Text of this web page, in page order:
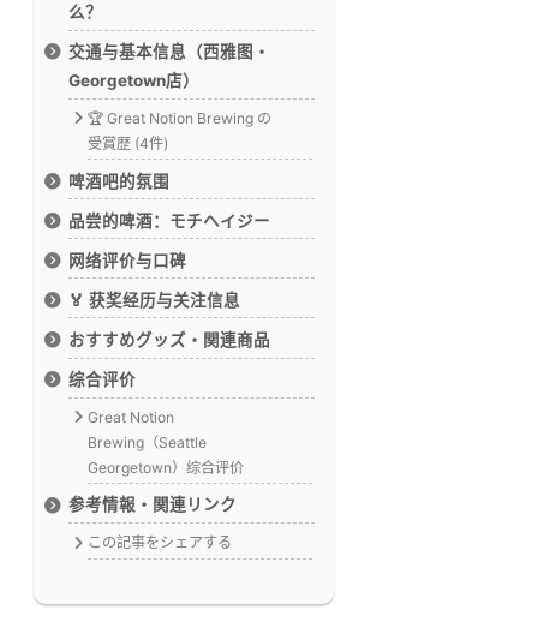
么？
交通与基本信息（西雅图・
Georgetown店）
🏆 Great Notion Brewing の
受賞歴 (4件)
啤酒吧的氛围
品尝的啤酒：モチヘイジー
网络评价与口碑
🏅 获奖经历与关注信息
おすすめグッズ・関連商品
综合评价
Great Notion
Brewing（Seattle
Georgetown）综合评价
参考情報・関連リンク
この記事をシェアする